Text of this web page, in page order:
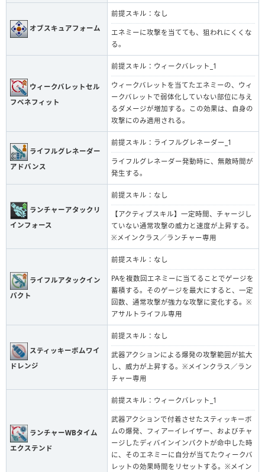
オブスキュアフォーム
前提スキル：なし
エネミーに攻撃を当てても、狙われにくくな
る。
ウィークバレットセル
フベネフィット
前提スキル：ウィークバレット_1
ウィークバレットを当てたエネミーの、ウィ
ークバレットで弱体化していない部位に与え
るダメージが増加する。この効果は、自身の
攻撃にのみ適用される。
ライフルグレネーダー
アドバンス
前提スキル：ライフルグレネーダー_1
ライフルグレネーダー発動時に、無敵時間が
発生する。
ランチャーアタックリ
インフォース
前提スキル：なし
【アクティブスキル】一定時間、チャージし
ていない通常攻撃の威力と速度が上昇する。
※メインクラス／ランチャー専用
ライフルアタックイン
パクト
前提スキル：なし
PAを複数回エネミーに当てることでゲージを
蓄積する。そのゲージを最大にすると、一定
回数、通常攻撃が強力な攻撃に変化する。※
アサルトライフル専用
スティッキーボムワイ
ドレンジ
前提スキル：なし
武器アクションによる爆発の攻撃範囲が拡大
し、威力が上昇する。※メインクラス／ラン
チャー専用
ランチャーWBタイム
エクステンド
前提スキル：ウィークバレット_1
武器アクションで付着させたスティッキーボ
ムの爆発、フィアーイレイザー、およびチャ
ージしたディバインインパクトが命中した時
に、そのエネミーに自分が当てたウィークバ
レットの効果時間をリセットする。※メイン